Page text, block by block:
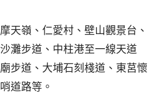
天嶺、仁愛村、壁山觀景台、
灘步道、中柱港至一線天道
步道、大埔石刻棧道、東莒懷
道路等。